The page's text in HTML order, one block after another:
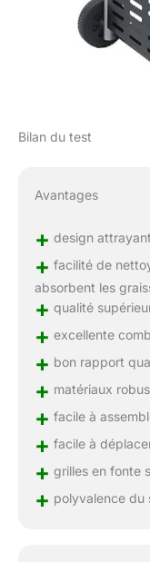
Bilan du test
Avantages
+ design attrayant
+ facilité de
absorbent les
+ qualité
+ excellente
+ bon rapport
+ matériaux
+ facile à
+ facile à
+ grilles en fonte
+ polyvalence du